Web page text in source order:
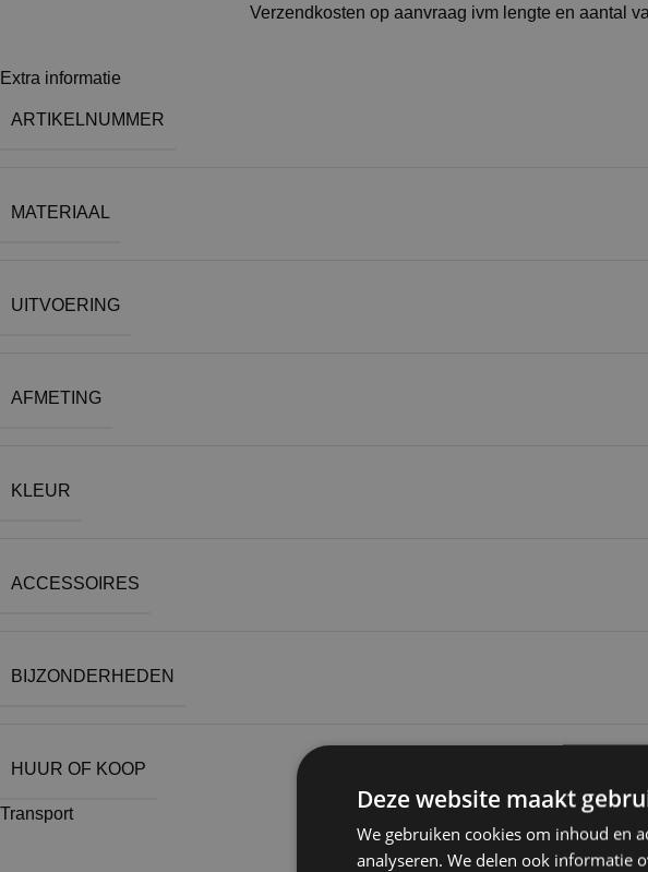
Verzendkosten op aanvraag ivm lengte en aantal
Extra informatie
ARTIKELNUMMER
MATERIAAL
UITVOERING
AFMETING
KLEUR
ACCESSOIRES
BIJZONDERHEDEN
HUUR OF KOOP
Transport
Deze website maakt
We gebruiken cookies om inhoud en
analyseren. We delen ook informatie